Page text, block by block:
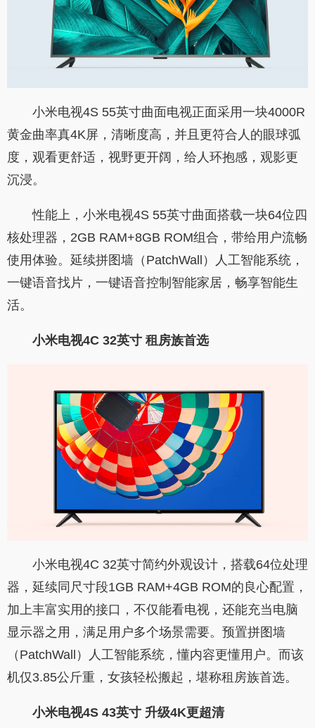
小米电视4S 55英寸曲面电视正面采用一块4000R
黄金曲率真4K屏，清晰度高，并且更符合人的眼球弧
度，观看更舒适，视野更开阔，给人环抱感，观影更
沉浸。
性能上，小米电视4S 55英寸曲面搭载一块64位四
核处理器，2GB RAM+8GB ROM组合，带给用户流畅
使用体验。延续拼图墙（PatchWall）人工智能系统，
一键语音找片，一键语音控制智能家居，畅享智能生
活。
小米电视4C 32英寸 租房族首选
小米电视4C 32英寸简约外观设计，搭载64位处理
器，延续同尺寸段1GB RAM+4GB ROM的良心配置，
加上丰富实用的接口，不仅能看电视，还能充当电脑
显示器之用，满足用户多个场景需要。预置拼图墙
（PatchWall）人工智能系统，懂内容更懂用户。而该
机仅3.85公斤重，女孩轻松搬起，堪称租房族首选。
小米电视4S 43英寸 升级4K更超清